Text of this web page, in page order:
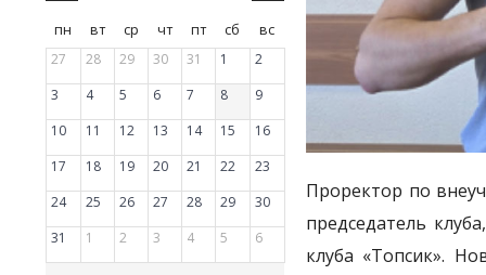
пн вт ср чт пт сб
вс
27
28 29 30 31 1
2
3
4 5 6 7 8
9
10
11 12 13 14 15
16
17
18 19 20 21 22
23
24
25 26 27 28 29
30
31
1 2 3 4 5 6
Проректор по
председатель
клуба «Топсик».